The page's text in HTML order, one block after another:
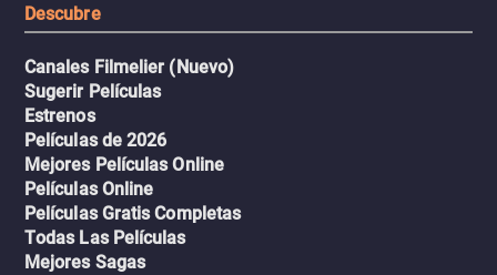
Descubre
Canales Filmelier (Nuevo)
Sugerir Películas
Estrenos
Películas de 2026
Mejores Películas Online
Películas Online
Películas Gratis Completas
Todas Las Películas
Mejores Sagas